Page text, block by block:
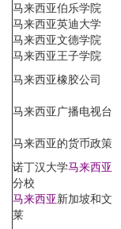
马来西亚伯乐学院
马来西亚英迪大学
马来西亚文德学院
马来西亚王子学院
马来西亚橡胶公司
马来西亚广播电视台
马来西亚的货币政策
诺丁汉大学马来西亚
分校
马来西亚新加坡和文
莱